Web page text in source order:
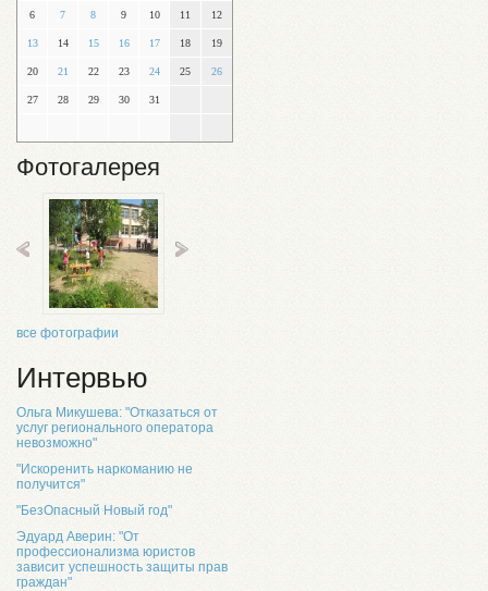
6 7 8 9 10 11 12
13 14 15 16 17 18 19
20 21 22 23 24 25 26
27 28 29 30 31
Фотогалерея
все фотографии
Интервью
Ольга Микушева: "Отказаться от
услуг регионального оператора
невозможно"
"Искоренить наркоманию не
получится"
"БезОпасный Новый год"
Эдуард Аверин: "От
профессионализма юристов
зависит успешность защиты прав
граждан"